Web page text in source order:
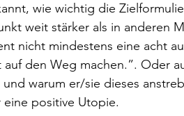
wie wichtig die
weit stärker als in anderen
nicht mindestens eine acht
auf den Weg machen.”. Oder
und warum er/sie dieses
eine positive Utopie.